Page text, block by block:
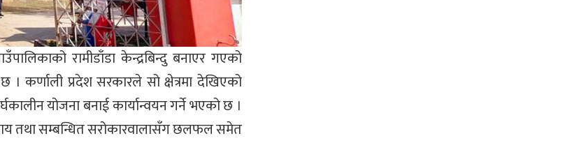
रामीडाँडा केन्द्रबिन्दु बनाएर गएको
छ । कर्णाली प्रदेश सरकारले सो क्षेत्रमा देखिएको
योजना बनाई कार्यान्वयन गर्ने भएको छ ।
तथा सम्बन्धित सरोकारवालासँग छलफल समेत